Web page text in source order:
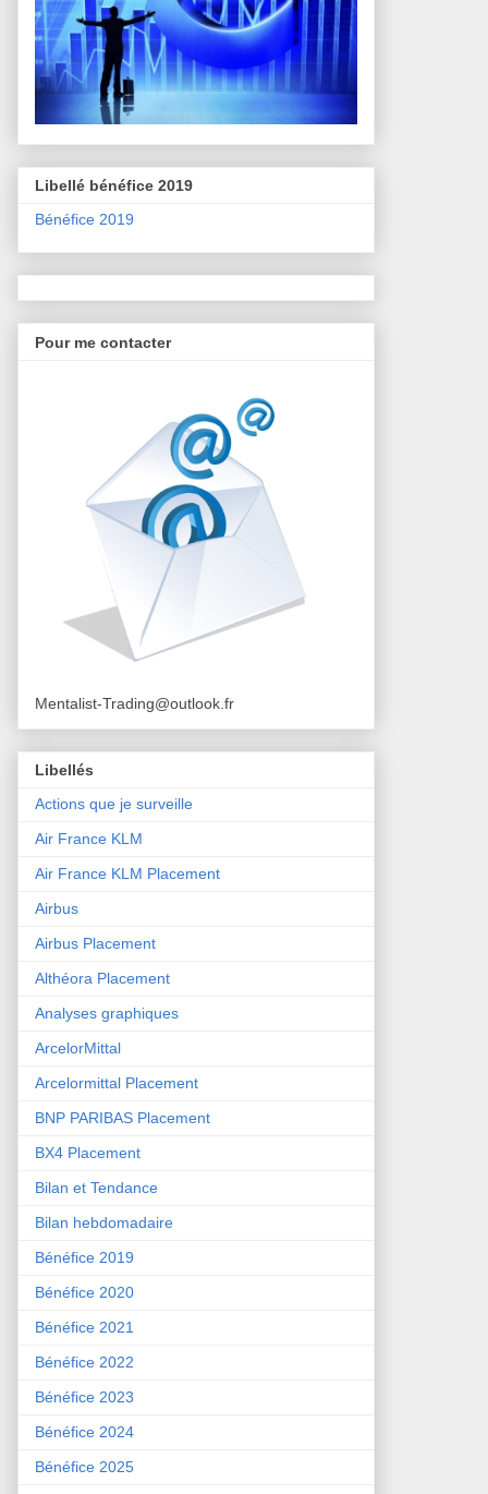
Libellé bénéfice 2019
Bénéfice 2019
Pour me contacter
Mentalist-Trading@outlook.fr
Libellés
Actions que je surveille
Air France KLM
Air France KLM Placement
Airbus
Airbus Placement
Althéora Placement
Analyses graphiques
ArcelorMittal
Arcelormittal Placement
BNP PARIBAS Placement
BX4 Placement
Bilan et Tendance
Bilan hebdomadaire
Bénéfice 2019
Bénéfice 2020
Bénéfice 2021
Bénéfice 2022
Bénéfice 2023
Bénéfice 2024
Bénéfice 2025